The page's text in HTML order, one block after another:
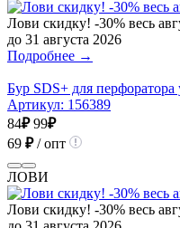
Лови скидку! -30% весь
до 31 августа 2026
Подробнее →
Бур SDS+ для
Артикул: 156389
84₽ 99₽
69 ₽/ опт
ЛОВИ
Лови скидку! -30% весь